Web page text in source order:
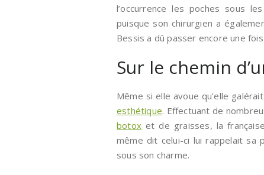
l’occurrence les poches sous
puisque son chirurgien a
Bessis a dû passer encore une
Sur le chemin
Même si elle avoue qu’elle
esthétique. Effectuant de
botox et de graisses, la
même dit celui-ci lui rappelait sa
sous son charme.